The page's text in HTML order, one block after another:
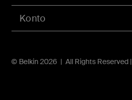
Konto
© Belkin 2026 | All Rights Reserved |